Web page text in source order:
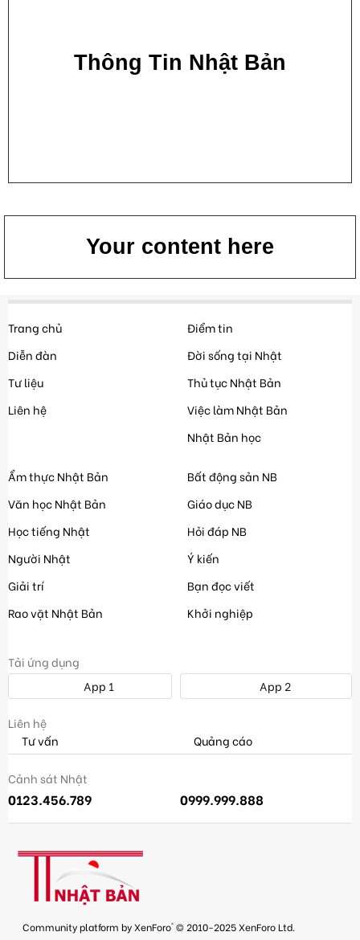
Thông Tin Nhật Bản
Your content here
Trang chủ
Diễn đàn
Tư liệu
Liên hệ
Điểm tin
Đời sống tại Nhật
Thủ tục Nhật Bản
Việc làm Nhật Bản
Nhật Bản học
Ẩm thực Nhật Bản
Văn học Nhật Bản
Học tiếng Nhật
Người Nhật
Giải trí
Rao vặt Nhật Bản
Bất động sản NB
Giáo dục NB
Hỏi đáp NB
Ý kiến
Bạn đọc viết
Khởi nghiệp
Tải ứng dụng
App 1
App 2
Liên hệ
Tư vấn
Quảng cáo
Cảnh sát Nhật
0123.456.789 0999.999.888
Community platform by XenForo® © 2010-2025 XenForo Ltd.